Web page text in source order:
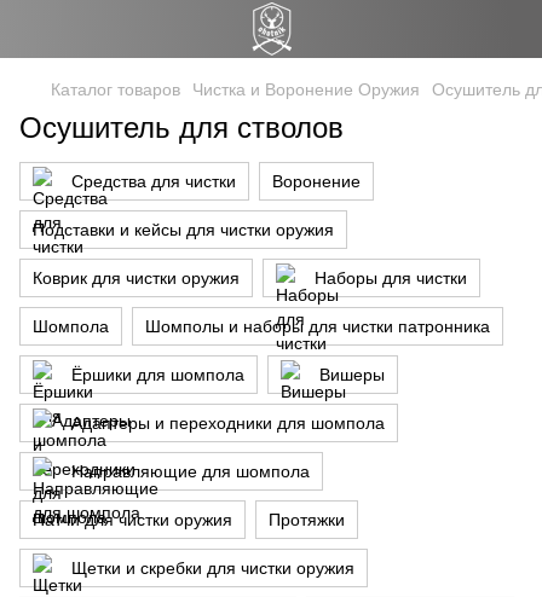
Каталог товаров Чистка и Воронение Оружия Осушитель
Осушитель для стволов
Средства для чистки Воронение
Подставки и кейсы для чистки оружия
Коврик для чиcтки оружия Наборы для чистки
Шомпола Шомполы и наборы для чистки патронника
Ёршики для шомпола Вишеры
Адаптеры и переходники для шомпола
Направляющие для шомпола
Патчи для чистки оружия Протяжки
Щетки и скребки для чистки оружия